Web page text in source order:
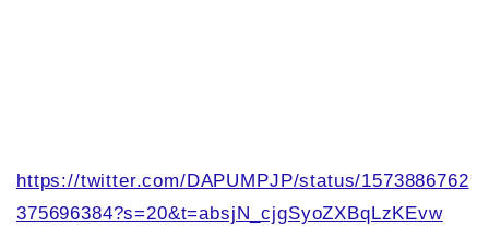
https://twitter.com/DAPUMPJP/status/1573886762
375696384?s=20&t=absjN_cjgSyoZXBqLzKEvw